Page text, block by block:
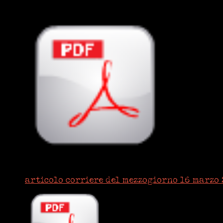
articolo corriere del mezzogiorno 16 marzo